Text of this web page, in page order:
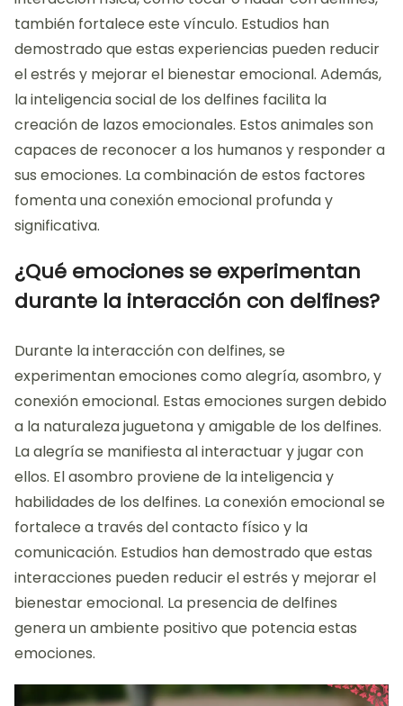
también fortalece este vínculo. Estudios han
demostrado que estas experiencias pueden reducir
el estrés y mejorar el bienestar emocional. Además,
la inteligencia social de los delfines facilita la
creación de lazos emocionales. Estos animales son
capaces de reconocer a los humanos y responder a
sus emociones. La combinación de estos factores
fomenta una conexión emocional profunda y
significativa.
¿Qué emociones se experimentan
durante la interacción con delfines?
Durante la interacción con delfines, se
experimentan emociones como alegría, asombro, y
conexión emocional. Estas emociones surgen debido
a la naturaleza juguetona y amigable de los delfines.
La alegría se manifiesta al interactuar y jugar con
ellos. El asombro proviene de la inteligencia y
habilidades de los delfines. La conexión emocional se
fortalece a través del contacto físico y la
comunicación. Estudios han demostrado que estas
interacciones pueden reducir el estrés y mejorar el
bienestar emocional. La presencia de delfines
genera un ambiente positivo que potencia estas
emociones.